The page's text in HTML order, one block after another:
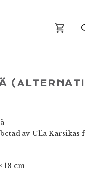
av Ulla Karsikas
18 cm